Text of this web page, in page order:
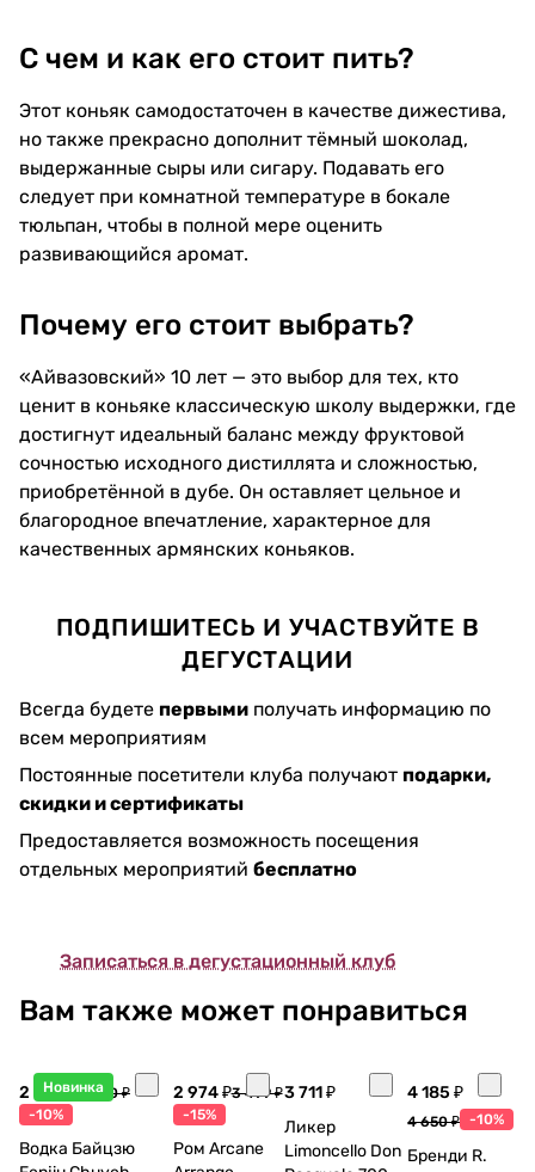
С чем и как его стоит пить?
Этот коньяк самодостаточен в качестве дижестива,
но также прекрасно дополнит тёмный шоколад,
выдержанные сыры или сигару. Подавать его
следует при комнатной температуре в бокале
тюльпан, чтобы в полной мере оценить
развивающийся аромат.
Почему его стоит выбрать?
«Айвазовский» 10 лет — это выбор для тех, кто
ценит в коньяке классическую школу выдержки, где
достигнут идеальный баланс между фруктовой
сочностью исходного дистиллята и сложностью,
приобретённой в дубе. Он оставляет цельное и
благородное впечатление, характерное для
качественных армянских коньяков.
ПОДПИШИТЕСЬ И УЧАСТВУЙТЕ В
ДЕГУСТАЦИИ
Всегда будете первыми получать информацию по
всем мероприятиям
Постоянные посетители клуба получают подарки,
скидки и сертификаты
Предоставляется возможность посещения
отдельных мероприятий бесплатно
Записаться в дегустационный клуб
Вам также может понравиться
Новинка
2 745 ₽3 050 ₽
-10%
Водка Байцзю
2 974 ₽3 499 ₽
-15%
Ром Arcane
3 711 ₽
Ликер
Limoncello Don
4 185 ₽
4 650 ₽ -10%
Бренди R.